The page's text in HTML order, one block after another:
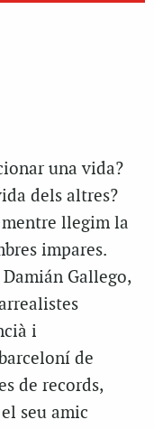
una vida?
dels altres?
llegim la
impares.
Gallego,
i
de
de records,
seu amic